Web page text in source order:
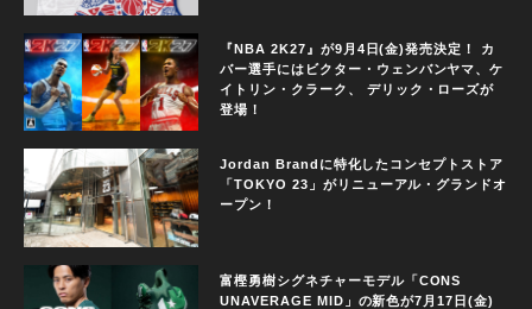
『NBA 2K27』が9月4日(金)発売決定！ カ
バー選手にはビクター・ウェンバンヤマ、ケ
イトリン・クラーク、 デリック・ローズが
登場！
Jordan Brandに特化したコンセプトストア
「TOKYO 23」がリニューアル・グランドオ
ープン！
富樫勇樹シグネチャーモデル「CONS
UNAVERAGE MID」の新色が7月17日(金)